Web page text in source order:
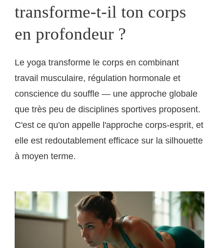
transforme-t-il ton corps
en profondeur ?
Le yoga transforme le corps en combinant
travail musculaire, régulation hormonale et
conscience du souffle — une approche globale
que très peu de disciplines sportives proposent.
C'est ce qu'on appelle l'approche corps-esprit, et
elle est redoutablement efficace sur la silhouette
à moyen terme.